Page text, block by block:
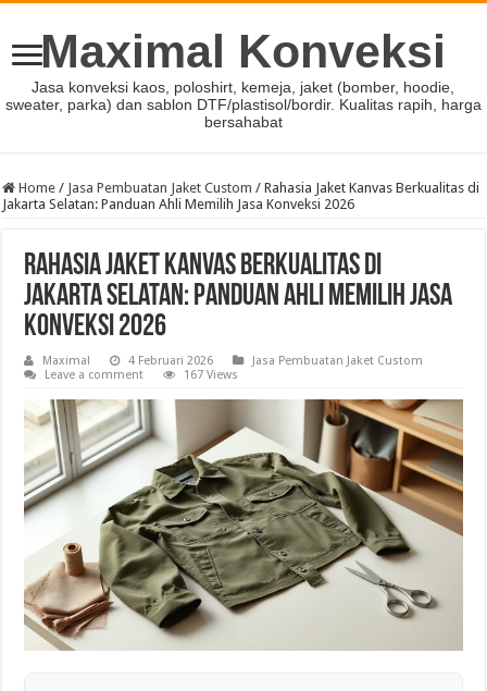
Maximal Konveksi
Jasa konveksi kaos, poloshirt, kemeja, jaket (bomber, hoodie,
sweater, parka) dan sablon DTF/plastisol/bordir. Kualitas rapih, harga
bersahabat
Home / Jasa Pembuatan Jaket Custom / Rahasia Jaket Kanvas Berkualitas di
Jakarta Selatan: Panduan Ahli Memilih Jasa Konveksi 2026
Rahasia Jaket Kanvas Berkualitas di
Jakarta Selatan: Panduan Ahli Memilih Jasa
Konveksi 2026
Maximal 4 Februari 2026
Jasa Pembuatan Jaket Custom
Leave a comment
167 Views